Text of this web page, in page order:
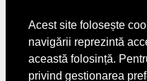
Acest site folosește
navigării reprezintă
această folosință.
privind gestionarea
2015
2014
2013
2012